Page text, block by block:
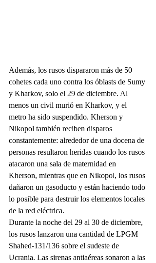
Además, los rusos dispararon más de 50
cohetes cada uno contra los óblasts de Sumy
y Kharkov, solo el 29 de diciembre. Al
menos un civil murió en Kharkov, y el
metro ha sido suspendido. Kherson y
Nikopol también reciben disparos
constantemente: alrededor de una docena de
personas resultaron heridas cuando los rusos
atacaron una sala de maternidad en
Kherson, mientras que en Nikopol, los rusos
dañaron un gasoducto y están haciendo todo
lo posible para destruir los elementos locales
de la red eléctrica.
Durante la noche del 29 al 30 de diciembre,
los rusos lanzaron una cantidad de LPGM
Shahed-131/136 sobre el sudeste de
Ucrania. Las sirenas antiaéreas sonaron a las